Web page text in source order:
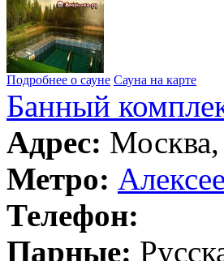
Подробнее о сауне Сауна на карте
Банный
Адрес: Москва,
Метро:
Телефон:
Парные: